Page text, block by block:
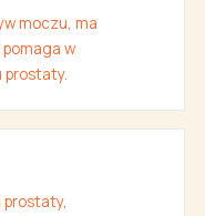
moczu, ma
w
prostaty.
prostaty,